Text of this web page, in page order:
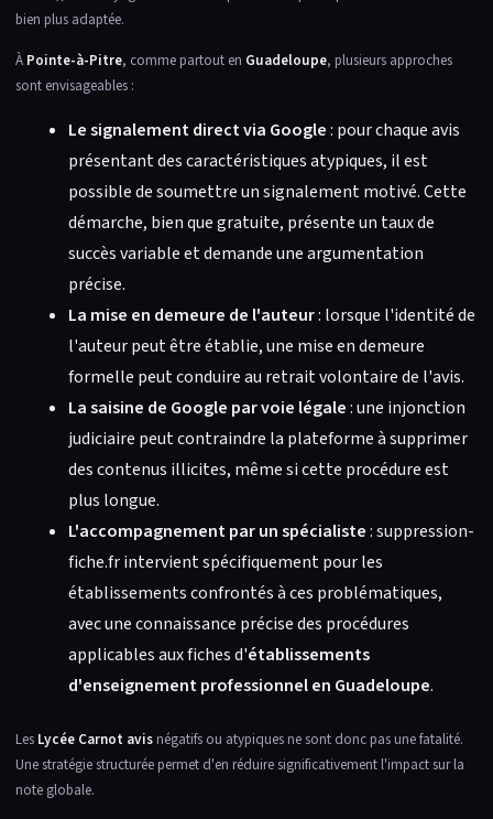
bien plus adaptée.
À Pointe-à-Pitre, comme partout en Guadeloupe, plusieurs approches
sont envisageables :
Le signalement direct via Google: pour chaque avis
présentant des caractéristiques atypiques, il est
possible de soumettre un signalement motivé. Cette
démarche, bien que gratuite, présente un taux de
succès variable et demande une argumentation
précise.
La mise en demeure de l'auteur: lorsque l'identité de
l'auteur peut être établie, une mise en demeure
formelle peut conduire au retrait volontaire de l'avis.
La saisine de Google par voie légale: une injonction
judiciaire peut contraindre la plateforme à supprimer
des contenus illicites, même si cette procédure est
plus longue.
L'accompagnement par un spécialiste: suppression-
fiche.fr intervient spécifiquement pour les
établissements confrontés à ces problématiques,
avec une connaissance précise des procédures
applicables aux fiches d'établissements
d'enseignement professionnel en Guadeloupe.
Les Lycée Carnot avis négatifs ou atypiques ne sont donc pas une fatalité.
Une stratégie structurée permet d'en réduire significativement l'impact sur la
note globale.